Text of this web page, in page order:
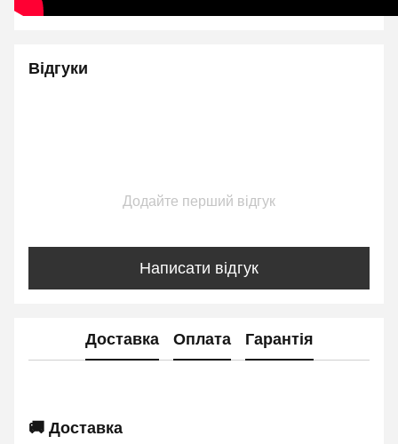
Відгуки
Додайте перший відгук
Написати відгук
Доставка Оплата Гарантія
🚚 Доставка